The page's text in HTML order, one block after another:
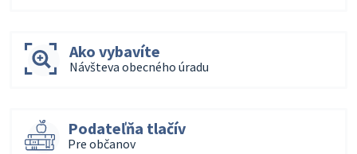
Ako vybavíte
Návšteva obecného úradu
Podateľňa tlačív
Pre občanov